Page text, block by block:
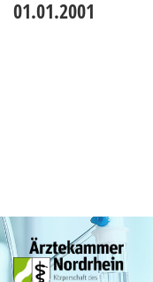
01.01.2001